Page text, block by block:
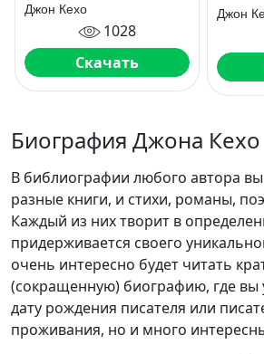
Джон Кехо
1028
Скачать
Джон
Биография Джона Кехо
В библиографии любого автора
разные книги, и стихи, романы,
Каждый из них творит в
придерживается своего
очень интересно будет читать
(сокращенную) биографию, где вы
дату рождения писателя или
проживания, но и много